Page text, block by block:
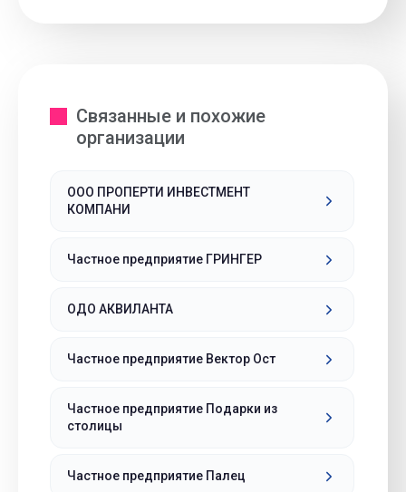
Связанные и похожие
организации
ООО ПРОПЕРТИ ИНВЕСТМЕНТ
КОМПАНИ
Частное предприятие ГРИНГЕР
ОДО АКВИЛАНТА
Частное предприятие Вектор Ост
Частное предприятие Подарки из
столицы
Частное предприятие Палец